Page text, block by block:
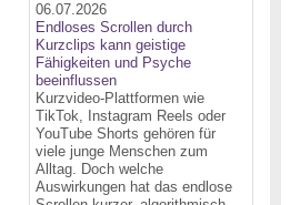
06.07.2026
Endloses Scrollen durch
Kurzclips kann geistige
Fähigkeiten und Psyche
beeinflussen
Kurzvideo-Plattformen wie
TikTok, Instagram Reels oder
YouTube Shorts gehören für
viele junge Menschen zum
Alltag. Doch welche
Auswirkungen hat das endlose